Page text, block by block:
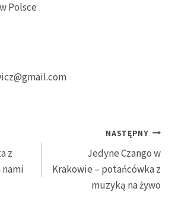
Polsce
z
NASTĘPNY
Jedyne Czango w
Krakowie – potańcówka z
muzyką na żywo